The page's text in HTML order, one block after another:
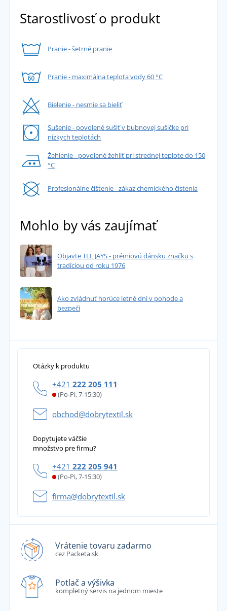
Starostlivosť o produkt
Pranie - šetrné pranie
Pranie - maximálna teplota vody 60 °C
Bielenie - nesmie sa bieliť
Sušenie - povolené sušiť v bubnovej sušičke pri
nízkych teplotách
Žehlenie - povolené žehliť pri strednej teplote do 150
°C
Profesionálne čištenie - zákaz chemického čistenia
Mohlo by vás zaujímať
Objavte TEE JAYS - prémiovú dánsku značku s
tradíciou od roku 1976
Ako zvládnuť horúce letné dni v pohode a
bezpečí
Otázky k produktu
+421 222 205 111
(Po-Pi, 7-15:30)
obchod@dobrytextil.sk
Dopytujete väčšie
množstvo pre firmu?
+421 222 205 941
(Po-Pi, 7-15:30)
firma@dobrytextil.sk
Vrátenie tovaru zadarmo
cez Packeta.sk
Potlač a výšivka
kompletný servis na jednom mieste